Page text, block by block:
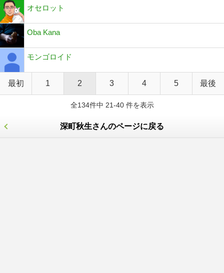
オセロット
Oba Kana
モンゴロイド
最初 1 2 3 4 5 最後
全134件中 21-40 件を表示
深町秋生さんのページに戻る